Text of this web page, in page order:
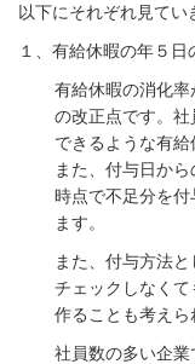
以下にそれぞれ見てい
１、有給休暇の年５日
有給休暇の消化率
の改正点です。
できるような有給
また、付与日か
時点で不足分を
ます。
また、付与方法
チェックしなく
作ることも考えら
社員数の多い企